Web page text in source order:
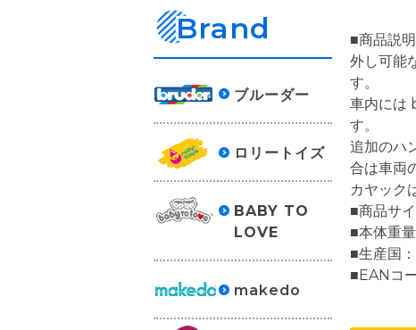
Brand
ブルーダー
ロリートイズ
BABY TO
LOVE
makedo
■商品説
外し可能
す。
車内には
す。
追加のハ
合は車両
カヤック
■商品サ
■本体重
■生産国
■EANコ